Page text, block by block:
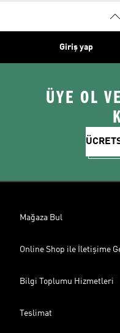
Giriş yap
ÜYE OL
Mağaza Bul
Online Shop ile İletişime
Bilgi Toplumu Hizmetleri
Teslimat